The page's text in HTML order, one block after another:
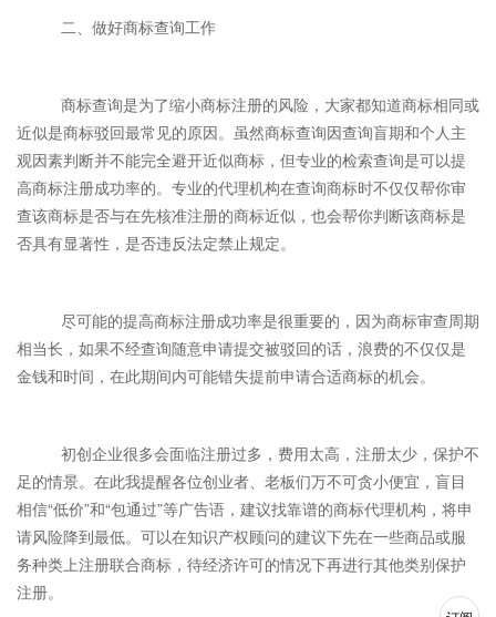
二、做好商标查询工作
商标查询是为了缩小商标注册的风险，大家都知道商标相同或
近似是商标驳回最常见的原因。虽然商标查询因查询盲期和个人主
观因素判断并不能完全避开近似商标，但专业的检索查询是可以提
高商标注册成功率的。专业的代理机构在查询商标时不仅仅帮你审
查该商标是否与在先核准注册的商标近似，也会帮你判断该商标是
否具有显著性，是否违反法定禁止规定。
尽可能的提高商标注册成功率是很重要的，因为商标审查周期
相当长，如果不经查询随意申请提交被驳回的话，浪费的不仅仅是
金钱和时间，在此期间内可能错失提前申请合适商标的机会。
初创企业很多会面临注册过多，费用太高，注册太少，保护不
足的情景。在此我提醒各位创业者、老板们万不可贪小便宜，盲目
相信“低价”和“包通过”等广告语，建议找靠谱的商标代理机构，将申
请风险降到最低。可以在知识产权顾问的建议下先在一些商品或服
务种类上注册联合商标，待经济许可的情况下再进行其他类别保护
注册。